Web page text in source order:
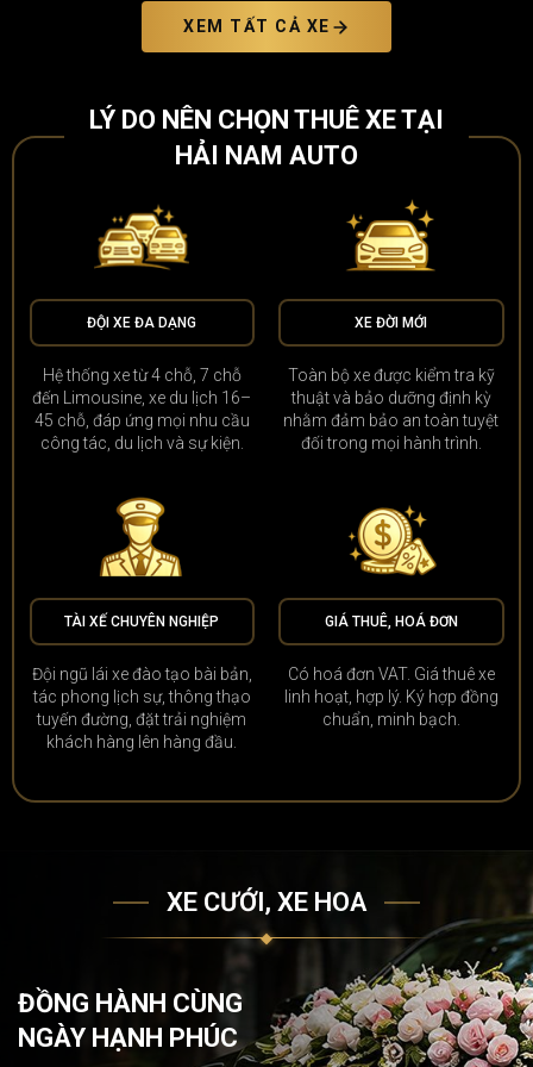
XEM TẤT CẢ XE
LÝ DO NÊN CHỌN THUÊ XE TẠI
HẢI NAM AUTO
ĐỘI XE ĐA DẠNG
Hệ thống xe từ 4 chỗ, 7 chỗ
đến Limousine, xe du lịch 16–
45 chỗ, đáp ứng mọi nhu cầu
công tác, du lịch và sự kiện.
XE ĐỜI MỚI
Toàn bộ xe được kiểm tra kỹ
thuật và bảo dưỡng định kỳ
nhằm đảm bảo an toàn tuyệt
đối trong mọi hành trình.
TÀI XẾ CHUYÊN NGHIỆP
Đội ngũ lái xe đào tạo bài bản,
tác phong lịch sự, thông thạo
tuyến đường, đặt trải nghiệm
khách hàng lên hàng đầu.
GIÁ THUÊ, HOÁ ĐƠN
Có hoá đơn VAT. Giá thuê xe
linh hoạt, hợp lý. Ký hợp đồng
chuẩn, minh bạch.
XE CƯỚI, XE HOA
ĐỒNG HÀNH CÙNG
NGÀY HẠNH PHÚC